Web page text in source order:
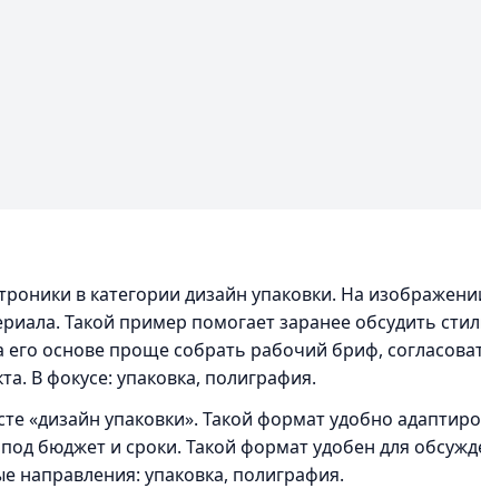
в категории дизайн упаковки. На
Такой пример помогает заранее обсудить
основе проще собрать рабочий бриф,
В фокусе: упаковка, полиграфия.
«дизайн упаковки». Такой формат удобно
бюджет и сроки. Такой формат удобен для
направления: упаковка, полиграфия.